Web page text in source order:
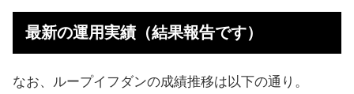
最新の運用実績（結果報告です）
なお、ループイフダンの成績推移は以下の通り。